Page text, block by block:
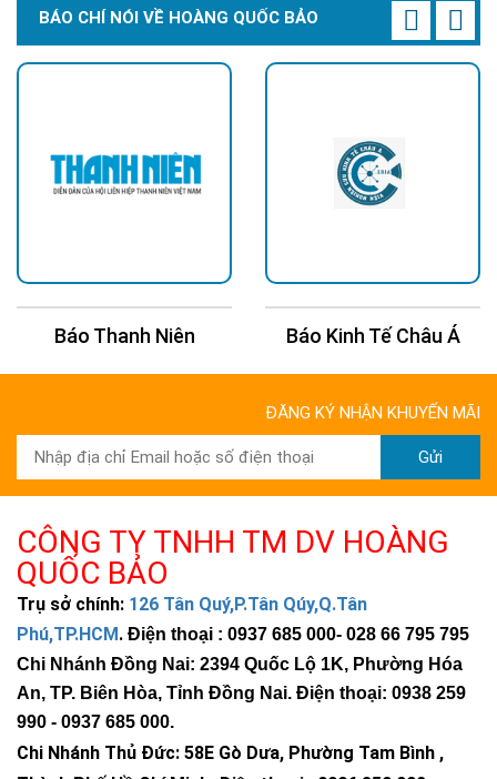
BÁO CHÍ NÓI VỀ HOÀNG QUỐC BẢO
Báo Kinh Tế Châu Á Báo 24H
ĐĂNG KÝ NHẬN KHUYẾN MÃI
Gửi
CÔNG TY TNHH TM DV HOÀNG
QUỐC BẢO
Trụ sở chính: 126 Tân Quý,P.Tân Qúy,Q.Tân
Phú,TP.HCM. Điện thoại : 0937 685 000- 028 66 795 795
Chi Nhánh Đồng Nai: 2394 Quốc Lộ 1K, Phường Hóa
An, TP. Biên Hòa, Tỉnh Đồng Nai. Điện thoại: 0938 259
990 - 0937 685 000.
Chi Nhánh Thủ Đức: 58E Gò Dưa, Phường Tam Bình ,